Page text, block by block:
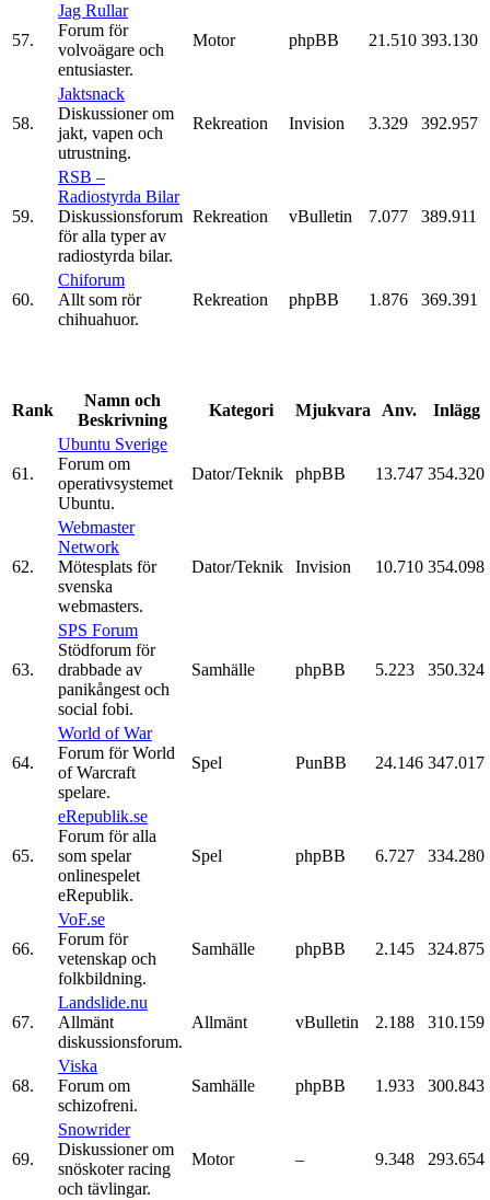
57.
Jag Rullar
Forum för
volvoägare och
entusiaster.
Motor phpBB 21.510 393.130
58.
Jaktsnack
Diskussioner om
jakt, vapen och
utrustning.
Rekreation Invision 3.329 392.957
59.
RSB –
Radiostyrda Bilar
Diskussionsforum
för alla typer av
radiostyrda bilar.
Rekreation vBulletin 7.077 389.911
60.
Chiforum
Allt som rör
chihuahuor.
Rekreation phpBB 1.876 369.391
Rank
Namn och
Beskrivning
Kategori Mjukvara Anv. Inlägg
61.
Ubuntu Sverige
Forum om
operativsystemet
Ubuntu.
Dator/Teknik phpBB 13.747 354.320
62.
Webmaster
Network
Mötesplats för
svenska
webmasters.
Dator/Teknik Invision 10.710 354.098
63.
SPS Forum
Stödforum för
drabbade av
panikångest och
social fobi.
Samhälle phpBB 5.223 350.324
64.
World of War
Forum för World
of Warcraft
spelare.
Spel PunBB 24.146 347.017
65.
eRepublik.se
Forum för alla
som spelar
onlinespelet
eRepublik.
Spel phpBB 6.727 334.280
66.
VoF.se
Forum för
vetenskap och
folkbildning.
Samhälle phpBB 2.145 324.875
67.
Landslide.nu
Allmänt
diskussionsforum.
Allmänt vBulletin 2.188 310.159
68.
Viska
Forum om
schizofreni.
Samhälle phpBB 1.933 300.843
69.
Snowrider
Diskussioner om
snöskoter racing
och tävlingar.
Motor – 9.348 293.654